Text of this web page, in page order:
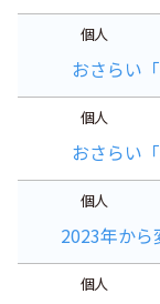
個人
おさらい
個人
おさらい
個人
2023年か
個人